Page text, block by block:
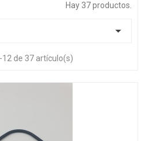
Hay 37 productos.

de 37 artículo(s)